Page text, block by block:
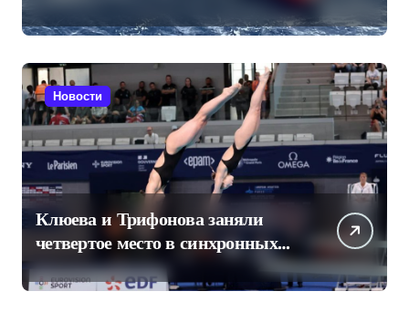
Конюхова
Новости
Клюева и Трифонова заняли
четвертое место в синхронных
прыжках в воду на чемпионате
Европы